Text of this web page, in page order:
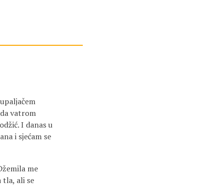
vatrom
I danas u
i sjećam se
me
tla, ali se